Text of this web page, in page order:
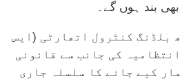
بند ہوں گے۔
بلڈنگ کنٹرول اتھارٹی (ایس
کی جانب سے قانونی
کیے جانے کا سلسلہ جاری